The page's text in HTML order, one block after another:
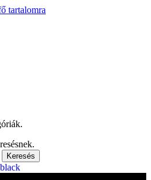
tartalomra
Keresés